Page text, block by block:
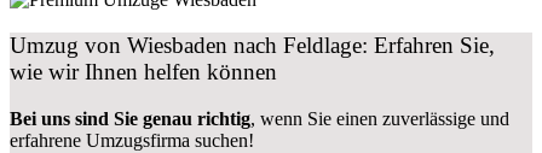
Umzug von Wiesbaden nach Feldlage: Erfahren Sie,
wie wir Ihnen helfen können
Bei uns sind Sie genau richtig, wenn Sie einen zuverlässige und
erfahrene Umzugsfirma suchen!